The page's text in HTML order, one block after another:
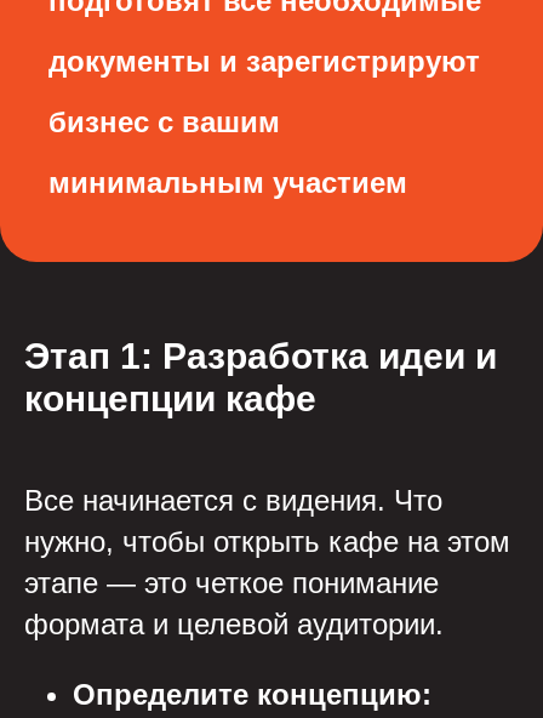
документы и зарегистрируют
бизнес с вашим
минимальным участием
Этап 1: Разработка идеи и
концепции кафе
Все начинается с видения. Что
нужно, чтобы открыть кафе на этом
этапе — это четкое понимание
формата и целевой аудитории.
Определите концепцию: